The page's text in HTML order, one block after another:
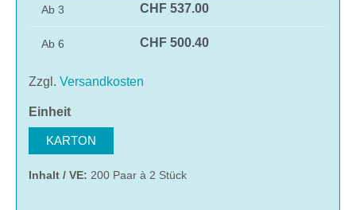
Ab 3 CHF 537.00
Ab 6 CHF 500.40
Zzgl. Versandkosten
Einheitauswählen
KARTON
Inhalt / VE: 200 Paar à 2 Stück